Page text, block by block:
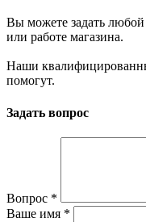
Вы можете задать
или работе магазина.
Наши
помогут.
Задать вопрос
Вопрос *
Ваше имя *